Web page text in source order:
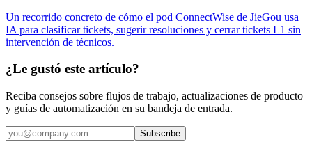
Un recorrido concreto de cómo el pod ConnectWise de JieGou usa
IA para clasificar tickets, sugerir resoluciones y cerrar tickets L1 sin
intervención de técnicos.
¿Le gustó este artículo?
Reciba consejos sobre flujos de trabajo, actualizaciones de producto
y guías de automatización en su bandeja de entrada.
Subscribe